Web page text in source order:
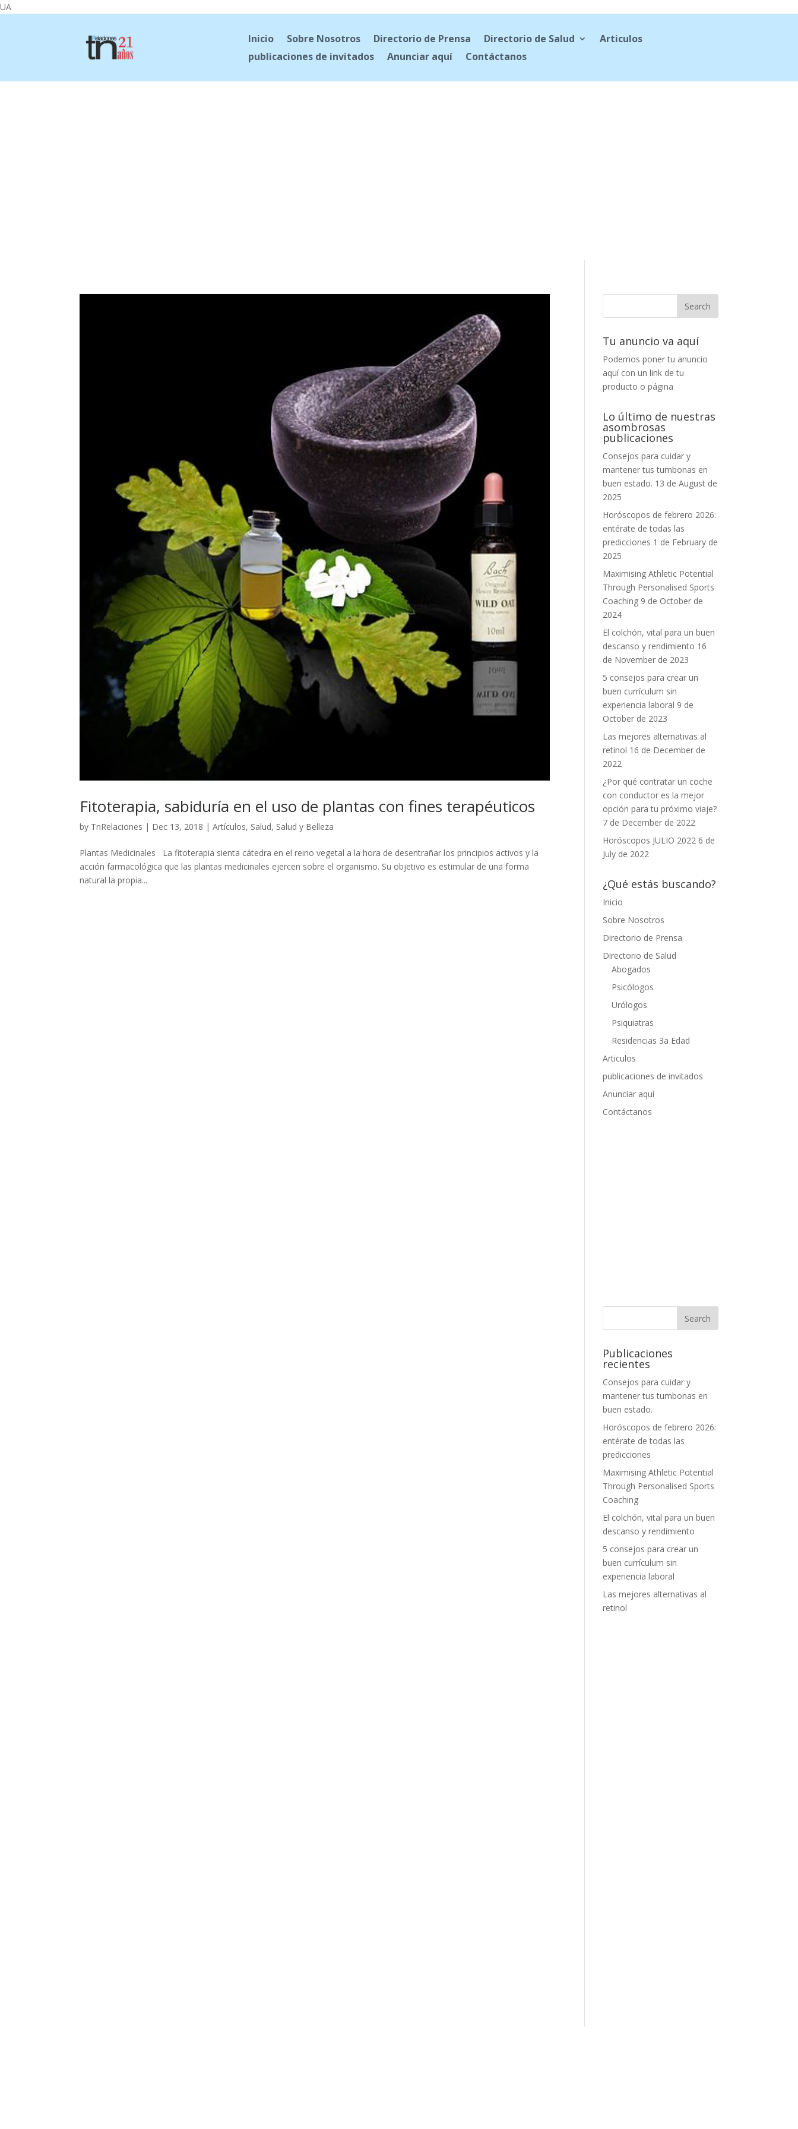
UA
Inicio Sobre Nosotros Directorio de Prensa Directorio de Salud
Articulos
publicaciones de invitados
Anunciar aquí Contáctanos
Fitoterapia, sabiduría en el uso de plantas con fines terapéuticos
by TnRelaciones | Dec 13, 2018 |Artículos, Salud, Salud y Belleza
Plantas Medicinales La fitoterapia sienta cátedra en el reino vegetal a la hora de desentrañar los principios activos y la
acción farmacológica que las plantas medicinales ejercen sobre el organismo. Su objetivo es estimular de una forma
natural la propia...
Tu anuncio va aquí
Podemos poner tu anuncio
aquí con un link de tu
producto o página
Lo último de nuestras
asombrosas
publicaciones
Consejos para cuidar y
mantener tus tumbonas en
buen estado. 13 de August de
2025
Horóscopos de febrero 2026:
entérate de todas las
predicciones 1 de February de
2025
Maximising Athletic Potential
Through Personalised Sports
Coaching 9 de October de
2024
El colchón, vital para un buen
descanso y rendimiento 16
de November de 2023
5 consejos para crear un
buen currículum sin
experiencia laboral 9 de
October de 2023
Las mejores alternativas al
retinol 16 de December de
2022
¿Por qué contratar un coche
con conductor es la mejor
opción para tu próximo viaje?
7 de December de 2022
Horóscopos JULIO 2022 6 de
July de 2022
¿Qué estás buscando?
Inicio
Sobre Nosotros
Directorio de Prensa
Directorio de Salud
Abogados
Psicólogos
Urólogos
Psiquiatras
Residencias 3a Edad
Articulos
publicaciones de invitados
Anunciar aquí
Contáctanos
Publicaciones
recientes
Consejos para cuidar y
mantener tus tumbonas en
buen estado.
Horóscopos de febrero 2026:
entérate de todas las
predicciones
Maximising Athletic Potential
Through Personalised Sports
Coaching
El colchón, vital para un buen
descanso y rendimiento
5 consejos para crear un
buen currículum sin
experiencia laboral
Las mejores alternativas al
retinol